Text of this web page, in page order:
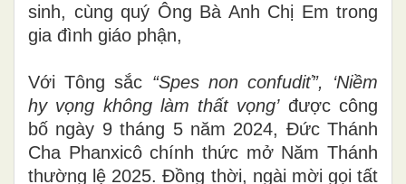
sinh, cùng quý Ông Bà Anh Chị Em trong
gia đình giáo phận,
Với Tông sắc “Spes non confudiť”, ‘Niềm
hy vọng không làm thất vọng’được công
bố ngày 9 tháng 5 năm 2024, Đức Thánh
Cha Phanxicô chính thức mở Năm Thánh
thường lệ 2025. Đồng thời, ngài mời gọi tất